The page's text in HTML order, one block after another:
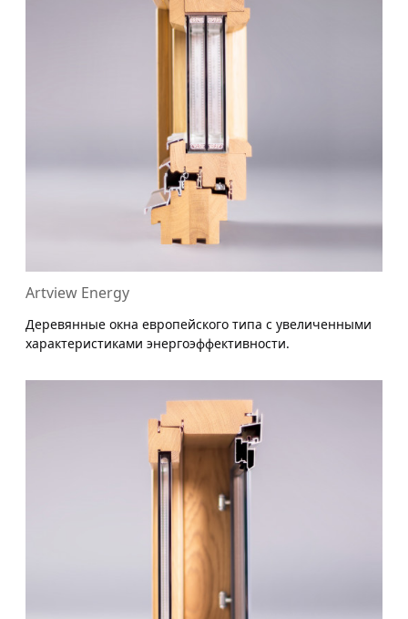
Artview Energy
Деревянные окна европейского типа с увеличенными
характеристиками энергоэффективности.